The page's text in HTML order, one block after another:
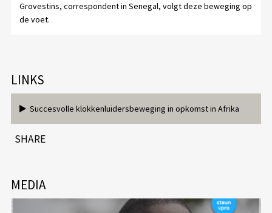
Grovestins, correspondent in Senegal, volgt deze beweging op
de voet.
LINKS
Succesvolle klokkenluidersbeweging in opkomst in Afrika
SHARE
MEDIA